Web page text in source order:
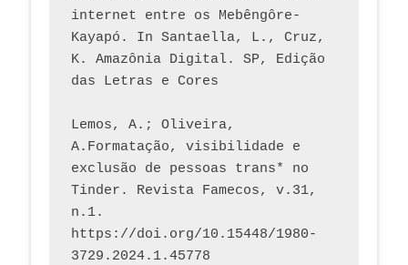
internet entre os Mebêngôre-
Kayapó. In Santaella, L., Cruz,
K. Amazônia Digital. SP, Edição
das Letras e Cores
Lemos, A.; Oliveira,
A.Formatação, visibilidade e
exclusão de pessoas trans* no
Tinder. Revista Famecos, v.31,
n.1.
https://doi.org/10.15448/1980-
3729.2024.1.45778